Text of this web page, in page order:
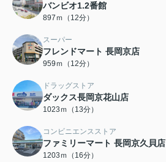
バンビオ1.2番館
897ｍ（12分）
スーパー
フレンドマート 長岡京店
959ｍ（12分）
ドラッグストア
ダックス長岡京花山店
1023ｍ（13分）
コンビニエンスストア
ファミリーマート 長岡京久貝店
1203ｍ（16分）